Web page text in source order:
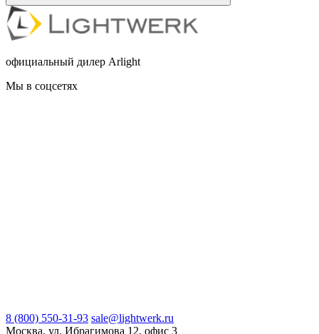
официальный дилер Arlight
Мы в соцсетях
8 (800) 550-31-93 sale@lightwerk.ru
Москва, ул. Ибрагимова 12, офис 3